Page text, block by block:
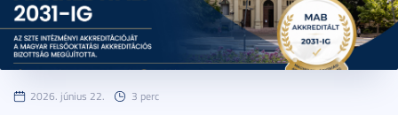
2026. június 22. 3 perc